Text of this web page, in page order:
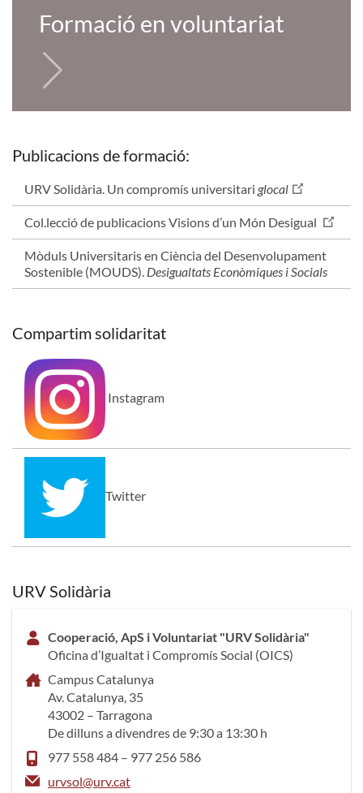
Formació en voluntariat
Publicacions de formació:
URV Solidària. Un compromís universitari glocal
Col.lecció de publicacions Visions d’un Món Desigual
Mòduls Universitaris en Ciència del Desenvolupament
Sostenible (MOUDS). Desigualtats Econòmiques i Socials
Compartim solidaritat
Instagram
Twitter
URV Solidària
Cooperació, ApS i Voluntariat "URV Solidària"
Oficina d’Igualtat i Compromís Social (OICS)
Campus Catalunya
Av. Catalunya, 35
43002 – Tarragona
De dilluns a divendres de 9:30 a 13:30 h
977 558 484 – 977 256 586
urvsol@urv.cat